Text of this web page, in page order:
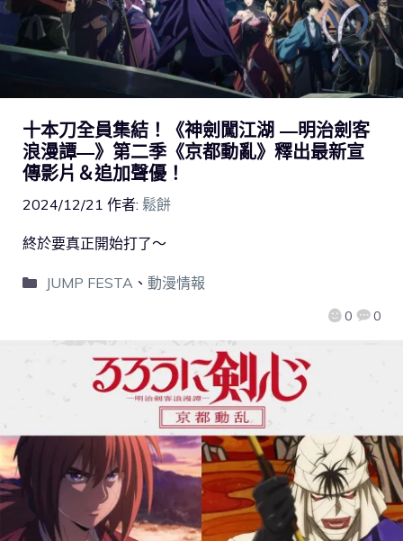
十本刀全員集結！《神劍闖江湖 ―明治劍客
浪漫譚―》第二季《京都動亂》釋出最新宣
傳影片＆追加聲優！
2024/12/21 作者: 鬆餅
0 0
終於要真正開始打了～
JUMP FESTA、 動漫情報